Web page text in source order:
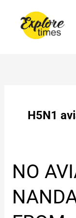
content
H5N1
NO
NO
AVIANS
WALK
AT
NANDANKANAN